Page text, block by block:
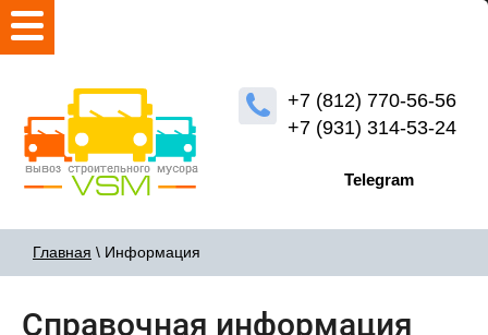
+7 (812) 770-56-56
+7 (931) 314-53-24
Telegram
Главная \ Информация
Справочная информация